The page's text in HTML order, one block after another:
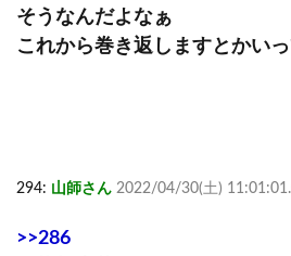
そうなんだよなぁ
これから巻き返しますとかい
294: 山師さん 2022/04/30(土)
>>286